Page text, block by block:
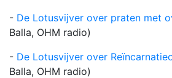
- De Lotusvijver over praten met
Balla, OHM radio)
- De Lotusvijver over
Balla, OHM radio)